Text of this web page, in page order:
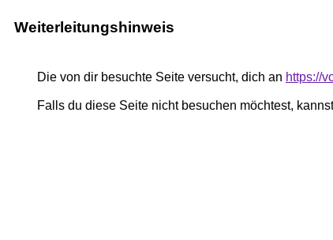
Weiterleitungshinweis
Die von dir besuchte Seite versucht, dich an https://
Falls du diese Seite nicht besuchen möchtest,